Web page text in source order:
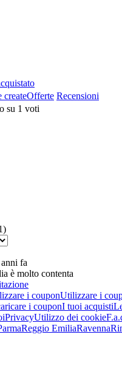
createOfferte Recensioni
su 1 voti
fa
è molto contenta
i couponUtilizzare i
i couponI tuoi acquisti
PrivacyUtilizzo dei cookie
Reggio EmiliaRavenna